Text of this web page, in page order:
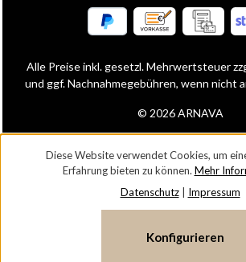
© 2026 ARNAVA
Alle Preise inkl. gesetzl. Mehrwertsteuer
und ggf. Nachnahmegebühren, wenn nicht
Diese Website verwendet Cookies, um
Erfahrung bieten zu können. Mehr
Datenschutz| Impressum
Konfigurieren